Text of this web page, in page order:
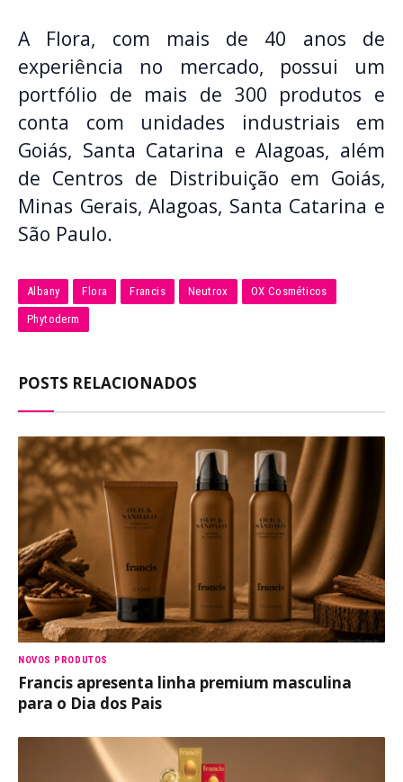
A Flora, com mais de 40 anos de
experiência no mercado, possui um
portfólio de mais de 300 produtos e
conta com unidades industriais em
Goiás, Santa Catarina e Alagoas, além
de Centros de Distribuição em Goiás,
Minas Gerais, Alagoas, Santa Catarina e
São Paulo.
Albany Flora Francis Neutrox OX Cosméticos
Phytoderm
POSTS RELACIONADOS
NOVOS PRODUTOS
Francis apresenta linha premium masculina
para o Dia dos Pais